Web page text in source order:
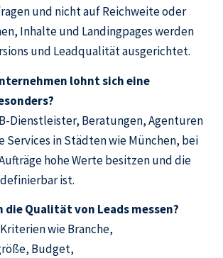
und nicht auf Reichweite oder
Inhalte und Landingpages werden
und Leadqualität ausgerichtet.
lohnt sich eine
Dienstleister, Beratungen, Agenturen
Services in Städten wie München, bei
hohe Werte besitzen und die
ist.
die Qualität von Leads messen?
wie Branche,
Budget,